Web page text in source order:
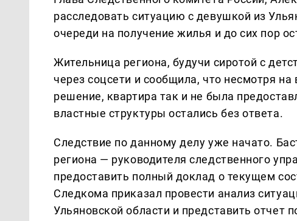
расследовать ситуацию с девушкой из
очереди на получение жилья и до сих пор
Жительница региона, будучи сиротой с
через соцсети и сообщила, что несмотря
решение, квартира так и не была
властные структуры остались без ответа.
Следствие по данному делу уже начато.
региона — руководителя следственного
предоставить полный доклад о текущем
Следкома приказал провести анализ
Ульяновской области и представить отчет